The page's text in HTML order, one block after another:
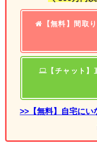
【無料】間取
【チャット
>>【無料】自宅にい